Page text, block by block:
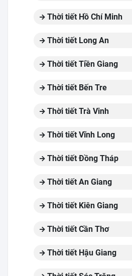
Thời tiết Hồ Chí Minh
Thời tiết Long An
Thời tiết Tiền Giang
Thời tiết Bến Tre
Thời tiết Trà Vinh
Thời tiết Vĩnh Long
Thời tiết Đồng Tháp
Thời tiết An Giang
Thời tiết Kiên Giang
Thời tiết Cần Thơ
Thời tiết Hậu Giang